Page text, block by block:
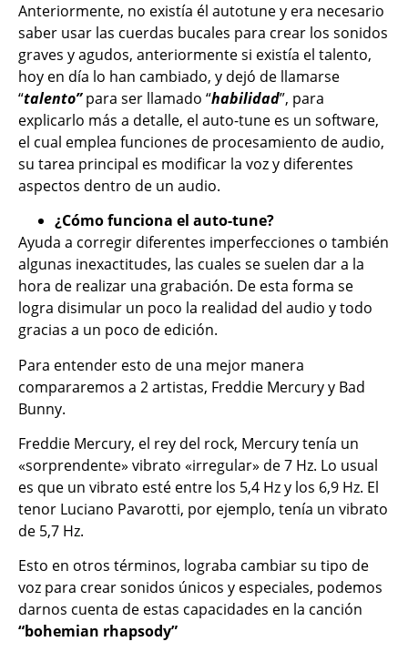
Anteriormente, no existía él autotune y era necesario
saber usar las cuerdas bucales para crear los sonidos
graves y agudos, anteriormente si existía el talento,
hoy en día lo han cambiado, y dejó de llamarse
“talento”para ser llamado “habilidad”, para
explicarlo más a detalle, el auto-tune es un software,
el cual emplea funciones de procesamiento de audio,
su tarea principal es modificar la voz y diferentes
aspectos dentro de un audio.
¿Cómo funciona el auto-tune?
Ayuda a corregir diferentes imperfecciones o también
algunas inexactitudes, las cuales se suelen dar a la
hora de realizar una grabación. De esta forma se
logra disimular un poco la realidad del audio y todo
gracias a un poco de edición.
Para entender esto de una mejor manera
compararemos a 2 artistas, Freddie Mercury y Bad
Bunny.
Freddie Mercury, el rey del rock, Mercury tenía un
«sorprendente» vibrato «irregular» de 7 Hz. Lo usual
es que un vibrato esté entre los 5,4 Hz y los 6,9 Hz. El
tenor Luciano Pavarotti, por ejemplo, tenía un vibrato
de 5,7 Hz.
Esto en otros términos, lograba cambiar su tipo de
voz para crear sonidos únicos y especiales, podemos
darnos cuenta de estas capacidades en la canción
“bohemian rhapsody”